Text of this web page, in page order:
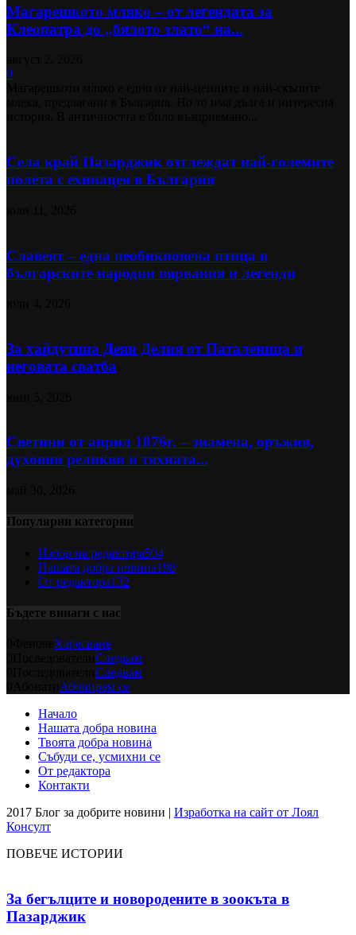
Магарешкото мляко – от легендата за
Клеопатра до „бялото злато“ на...
0
Села край Пазарджик отглеждат най-големите
полета с ехинацея в България
Славеят – една необикновена птица в
българските народни вярвания и легенди
За хайдутина Деян Делия от Паталеница и
неговата сватба
Светини от април 1876г. – знамена, оръжия,
духовни реликви и тяхната...
Популярни категории
Избор на редактора504
Нашата добра новина198
От редактора132
Бъдете винаги с нас
Харесване
Следвам
Следвам
Абонирам се
Начало
Нашата добра новина
Твоята добра новина
Събуди се, усмихни се
От редактора
Контакти
2017 Блог за добрите новини | Изработка на сайт от Лоял
Консулт
ПОВЕЧЕ ИСТОРИИ
За бегълците и новородените в зоокъта в
Пазарджик